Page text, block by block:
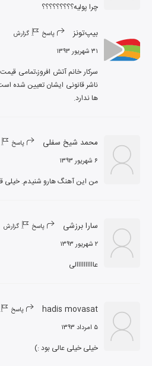
چرا پولیه؟؟؟؟؟؟؟؟؟
بیپ‌تونز پاسخ گزارش
۳۱ شهریور ۱۳۹۳
ها ندارد.
محمد شیخ سفلی پاسخ
۶ شهریور ۱۳۹۳
من این آهنگ هارو شنیدم. خیلی
سارا برزشی پاسخ گزارش
۲ شهریور ۱۳۹۳
عاااااااااالی
hadis movasat پاسخ
۵ امرداد ۱۳۹۳
خیلی خیلی عالی بود :)